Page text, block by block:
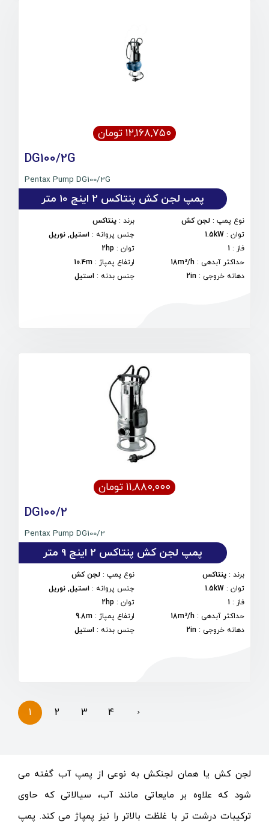
۱۲,۱۶۸,۷۵۰ تومان
DG100/2G
Pentax Pump DG100/2G
پمپ لجن کش پنتاکس 2 اینچ 10 متر
نوع پمپ : لجن کش برند: پنتاکس
توان :
1.5kW جنس پروانه : استیل, نوریل
فاز :
1 توان:
2hp
حداکثر آبدهی :
18m³/h ارتفاع پمپاژ :
10.4m
دهانه خروجی :
2in جنس بدنه : استیل
۱۱,۸۸۰,۰۰۰ تومان
DG100/2
Pentax Pump DG100/2
پمپ لجن کش پنتاکس 2 اینچ 9 متر
برند : پنتاکس نوع پمپ: لجن کش
توان :
1.5kW جنس پروانه : استیل, نوریل
فاز :
1 توان:
2hp
حداکثر آبدهی :
18m³/h ارتفاع پمپاژ :
9.8m
دهانه خروجی :
2in جنس بدنه : استیل
1 2 3 4 ›
لجن کش یا همان لجنکش به نوعی از پمپ آب گفته می
شود که علاوه بر مایعاتی مانند آب، سیالاتی که حاوی
ترکیبات درشت تر با غلظت بالاتر را نیز پمپاژ می کند. پمپ